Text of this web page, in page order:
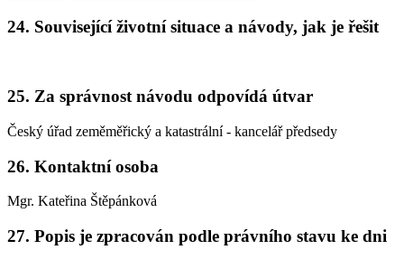
24. Související životní situace a návody, jak je řešit
25. Za správnost návodu odpovídá útvar
Český úřad zeměměřický a katastrální - kancelář předsedy
26. Kontaktní osoba
Mgr. Kateřina Štěpánková
27. Popis je zpracován podle právního stavu ke dni